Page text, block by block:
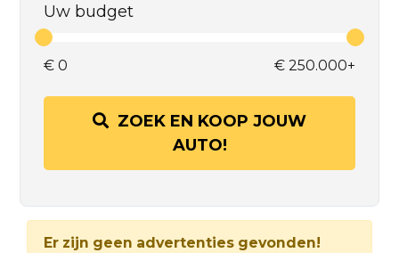
Uw budget
€ 0 € 250.000+
ZOEK EN KOOP JOUW
AUTO!
Er zijn geen advertenties gevonden!